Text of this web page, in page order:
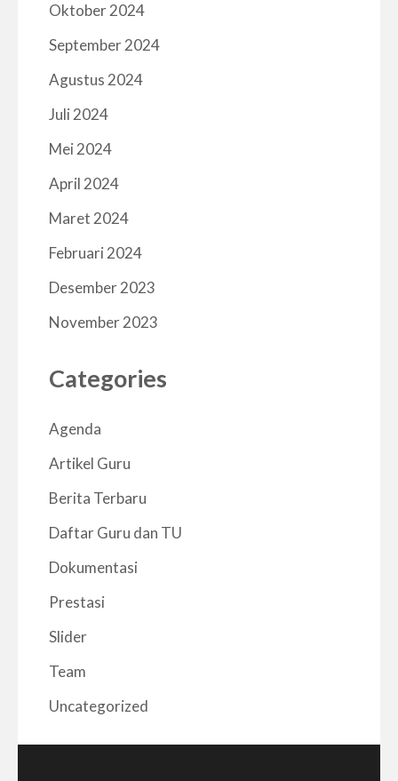
Oktober 2024
September 2024
Agustus 2024
Juli 2024
Mei 2024
April 2024
Maret 2024
Februari 2024
Desember 2023
November 2023
Categories
Agenda
Artikel Guru
Berita Terbaru
Daftar Guru dan TU
Dokumentasi
Prestasi
Slider
Team
Uncategorized